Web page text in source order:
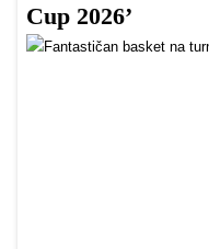
Cup 2026’